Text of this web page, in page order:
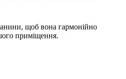
щоб вона гармонійно
приміщення.